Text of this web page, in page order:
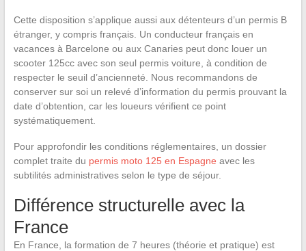
Cette disposition s’applique aussi aux détenteurs d’un permis B
étranger, y compris français. Un conducteur français en
vacances à Barcelone ou aux Canaries peut donc louer un
scooter 125cc avec son seul permis voiture, à condition de
respecter le seuil d’ancienneté. Nous recommandons de
conserver sur soi un relevé d’information du permis prouvant la
date d’obtention, car les loueurs vérifient ce point
systématiquement.
Pour approfondir les conditions réglementaires, un dossier
complet traite du permis moto 125 en Espagne avec les
subtilités administratives selon le type de séjour.
Différence structurelle avec la
France
En France, la formation de 7 heures (théorie et pratique) est